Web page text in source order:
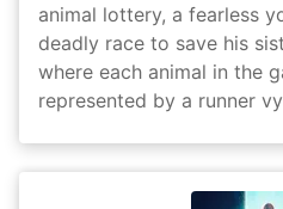
animal lottery, a fearless
deadly race to save his
where each animal in the
represented by a runner